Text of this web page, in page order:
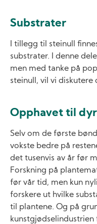
Substrater
I tillegg til steinull
substrater. I denne
men me­d tanke på
steinull, vil vi
Opphavet til
Selv om de første
vokste bedre på
det tusenvis av år før
Forskning på
før vår tid, men kun
forskere ut hvilke
til plantene. Og på
kunstgjødselindustrien